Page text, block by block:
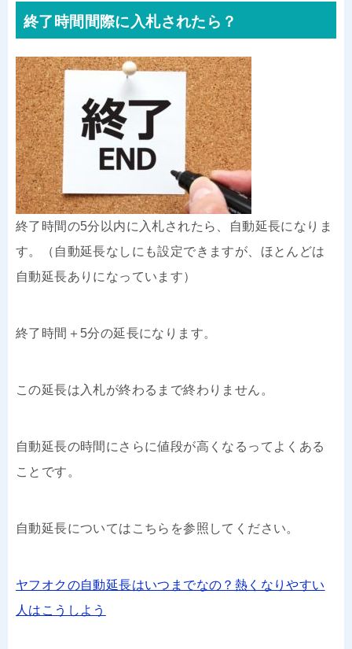
終了時間間際に入札されたら？
終了時間の5分以内に入札されたら、自動延長になりま
す。（自動延長なしにも設定できますが、ほとんどは
自動延長ありになっています）
終了時間＋5分の延長になります。
この延長は入札が終わるまで終わりません。
自動延長の時間にさらに値段が高くなるってよくある
ことです。
自動延長についてはこちらを参照してください。
ヤフオクの自動延長はいつまでなの？熱くなりやすい
人はこうしよう